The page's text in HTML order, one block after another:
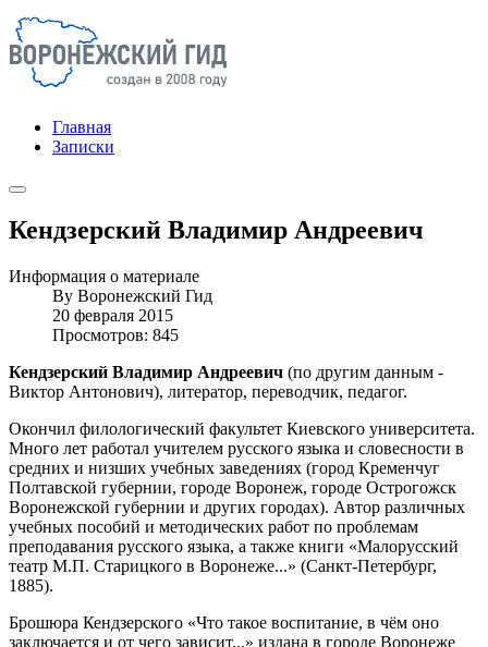
Главная
Записки
Кендзерский Владимир Андреевич
Информация о материале
By Воронежский Гид
20 февраля 2015
Просмотров: 845
Кендзерский Владимир Андреевич (по другим данным -
Виктор Антонович), литератор, переводчик, педагог.
Окончил филологический факультет Киевского университета.
Много лет работал учителем русского языка и словесности в
средних и низших учебных заведениях (город Кременчуг
Полтавской губернии, городе Воронеж, городе Острогожск
Воронежской губернии и других городах). Автор различных
учебных пособий и методических работ по проблемам
преподавания русского языка, а также книги «Малорусский
театр М.П. Старицкого в Воронеже...» (Санкт-Петербург,
1885).
Брошюра Кендзерского «Что такое воспитание, в чём оно
заключается и от чего зависит...» издана в городе Воронеже